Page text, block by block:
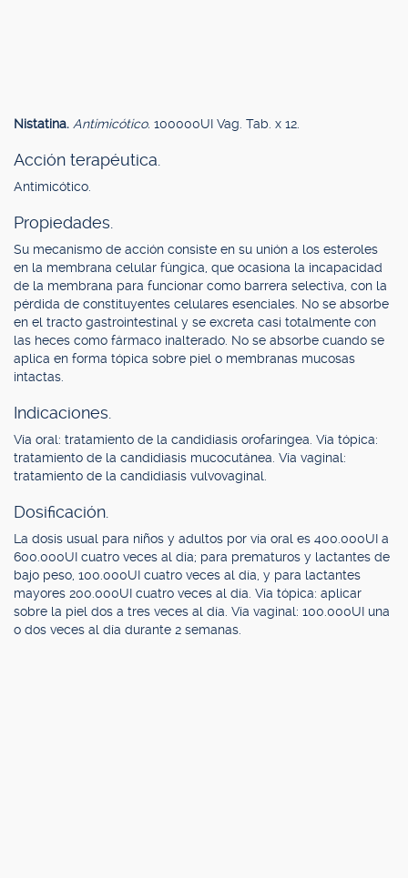
Nistatina. Antimicótico. 100000UI Vag. Tab. x 12.
Acción terapéutica.
Antimicótico.
Propiedades.
Su mecanismo de acción consiste en su unión a los esteroles
en la membrana celular fúngica, que ocasiona la incapacidad
de la membrana para funcionar como barrera selectiva, con la
pérdida de constituyentes celulares esenciales. No se absorbe
en el tracto gastrointestinal y se excreta casi totalmente con
las heces como fármaco inalterado. No se absorbe cuando se
aplica en forma tópica sobre piel o membranas mucosas
intactas.
Indicaciones.
Vía oral: tratamiento de la candidiasis orofaríngea. Vía tópica:
tratamiento de la candidiasis mucocutánea. Vía vaginal:
tratamiento de la candidiasis vulvovaginal.
Dosificación.
La dosis usual para niños y adultos por vía oral es 400.000UI a
600.000UI cuatro veces al día; para prematuros y lactantes de
bajo peso, 100.000UI cuatro veces al día, y para lactantes
mayores 200.000UI cuatro veces al día. Vía tópica: aplicar
sobre la piel dos a tres veces al día. Vía vaginal: 100.000UI una
o dos veces al día durante 2 semanas.